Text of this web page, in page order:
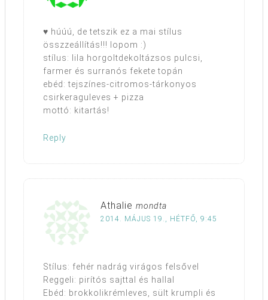
♥ húúú, de tetszik ez a mai stílus
összzeállítás!!! lopom :)
stílus: lila horgoltdekoltázsos pulcsi,
farmer és surranós fekete topán
ebéd: tejszínes-citromos-tárkonyos
csirkeraguleves + pizza
mottó: kitartás!
Reply
Athalie mondta
2014. MÁJUS 19., HÉTFŐ, 9:45
Stílus: fehér nadrág virágos felsővel
Reggeli: pirítós sajttal és hallal
Ebéd: brokkolikrémleves, sült krumpli és